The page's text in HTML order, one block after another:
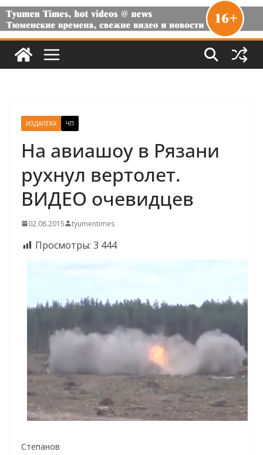
ИЗДАЛЕКА ЧП
На авиашоу в Рязани
рухнул вертолет.
ВИДЕО очевидцев
02.08.2015 tyumentimes
Просмотры: 3 444
Степанов